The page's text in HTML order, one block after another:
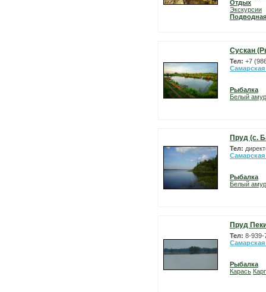
Отдых
Экскурсии
Сускан
Тел: +7
Самарская
Рыбалка
Белый амур
Пруд (с.
Тел:
Самарская
Рыбалка
Белый амур
Пруд
Тел: 8-939-
Самарская
Рыбалка
Карась